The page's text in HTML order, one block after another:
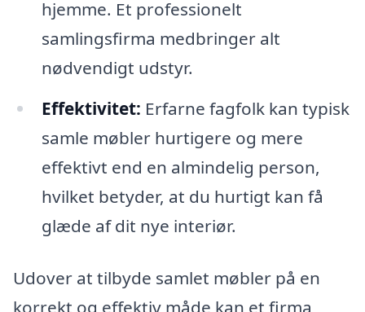
hjemme. Et professionelt
samlingsfirma medbringer alt
nødvendigt udstyr.
Effektivitet: Erfarne fagfolk kan typisk
samle møbler hurtigere og mere
effektivt end en almindelig person,
hvilket betyder, at du hurtigt kan få
glæde af dit nye interiør.
Udover at tilbyde samlet møbler på en
korrekt og effektiv måde kan et firma